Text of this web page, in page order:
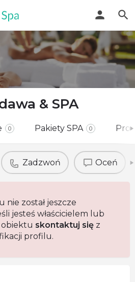
& SPA
0 Pakiety SPA 0
Zadzwoń Oceń
został jeszcze
jesteś właścicielem lub
skontaktuj się z
profilu.